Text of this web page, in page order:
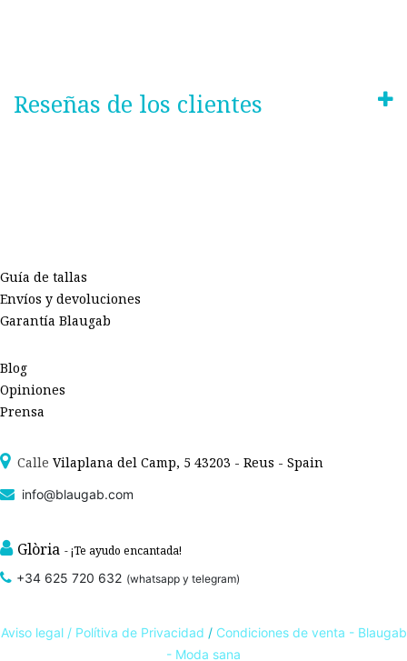
Reseñas de los clientes
Guía de tallas
Envíos y devoluciones
Garantía Blaugab
Blog
Opiniones
Prensa
Calle Vilaplana del Camp, 5 43203 - Reus - Spain
info@blaugab.com
Glòria - ¡Te ayudo encantada!
+34 625 720 632 (whatsapp y telegram)
Aviso legal / Polítiva de Privacidad / Condiciones de venta - Blaugab
- Moda sana